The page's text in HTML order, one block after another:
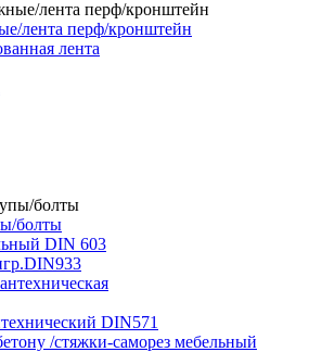
лента перф/кронштейн
лента
болты
DIN 603
DIN571
/стяжки-саморез мебельный